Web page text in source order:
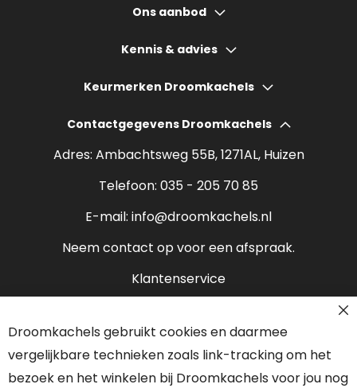
Ons aanbod
Houtkachels
Bio ethanol haarden
Sfeerhaarden
Open haard
Kennis & advies
Hoeveel bespaart een houtkachel?
Keurmerken Droomkachels
Contactgegevens Droomkachels
Adres: Ambachtsweg 55B, 1271AL, Huizen
Telefoon: 035 - 205 70 85
E-mail: info@droomkachels.nl
Neem contact op voor een afspraak.
Klantenservice
Over ons
Onze partners
Droomkachels gebruikt cookies en daarmee
vergelijkbare technieken zoals link-tracking om het
bezoek en het winkelen bij Droomkachels voor jou nog